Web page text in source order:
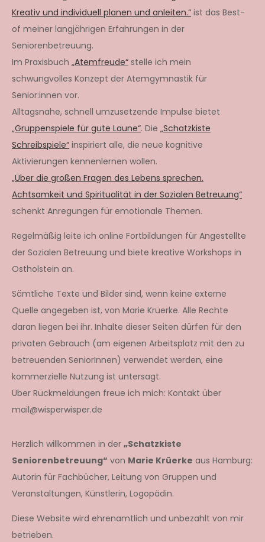
Kreativ und individuell planen und anleiten.“ ist das Best-
of meiner langjährigen Erfahrungen in der
Seniorenbetreuung.
Im Praxisbuch „Atemfreude“ stelle ich mein
schwungvolles Konzept der Atemgymnastik für
Senior:innen vor.
Alltagsnahe, schnell umzusetzende Impulse bietet
„Gruppenspiele für gute Laune“. Die „Schatzkiste
Schreibspiele“ inspiriert alle, die neue kognitive
Aktivierungen kennenlernen wollen.
„Über die großen Fragen des Lebens sprechen.
Achtsamkeit und Spiritualität in der Sozialen Betreuung“
schenkt Anregungen für emotionale Themen.
Regelmäßig leite ich online Fortbildungen für Angestellte
der Sozialen Betreuung und biete kreative Workshops in
Ostholstein an.
Sämtliche Texte und Bilder sind, wenn keine externe
Quelle angegeben ist, von Marie Krüerke. Alle Rechte
daran liegen bei ihr. Inhalte dieser Seiten dürfen für den
privaten Gebrauch (am eigenen Arbeitsplatz mit den zu
betreuenden SeniorInnen) verwendet werden, eine
kommerzielle Nutzung ist untersagt.
Über Rückmeldungen freue ich mich: Kontakt über
mail@wisperwisper.de
Herzlich willkommen in der „Schatzkiste
Seniorenbetreuung“ von Marie Krüerke aus Hamburg:
Autorin für Fachbücher, Leitung von Gruppen und
Veranstaltungen, Künstlerin, Logopädin.
Diese Website wird ehrenamtlich und unbezahlt von mir
betrieben.